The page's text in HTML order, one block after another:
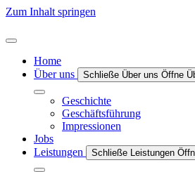
Zum Inhalt springen
Home
Über uns
Schließe Über uns Öffne
Geschichte
Geschäftsführung
Impressionen
Jobs
Leistungen
Schließe Leistungen